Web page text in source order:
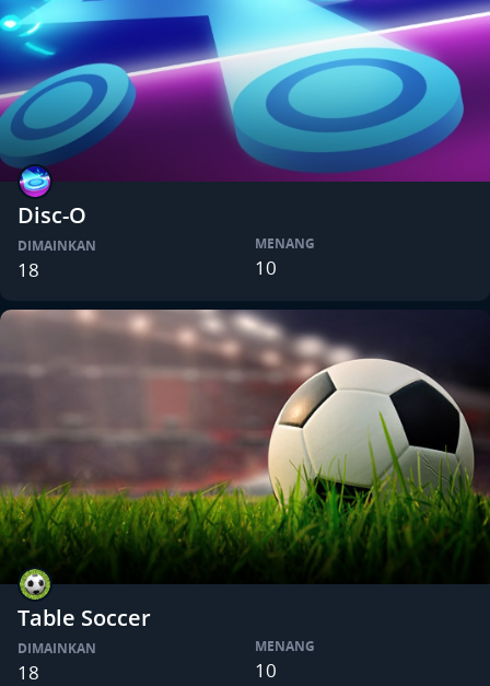
Disc-O
DIMAINKAN
18
MENANG
10
Table Soccer
DIMAINKAN
18
MENANG
10